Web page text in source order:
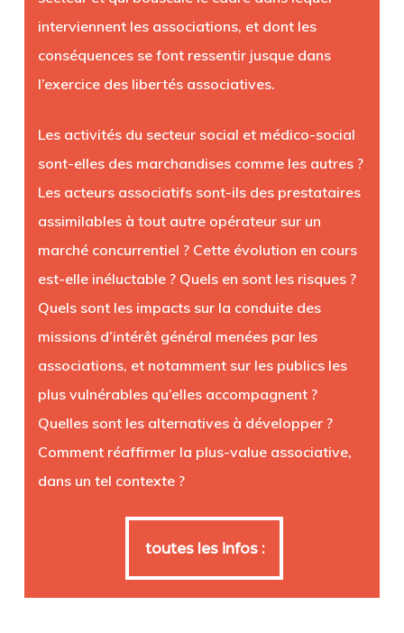
interviennent les associations, et dont les
conséquences se font ressentir jusque dans
l’exercice des libertés associatives.
Les activités du secteur social et médico-social
sont-elles des marchandises comme les autres ?
Les acteurs associatifs sont-ils des prestataires
assimilables à tout autre opérateur sur un
marché concurrentiel ? Cette évolution en cours
est-elle inéluctable ? Quels en sont les risques ?
Quels sont les impacts sur la conduite des
missions d’intérêt général menées par les
associations, et notamment sur les publics les
plus vulnérables qu’elles accompagnent ?
Quelles sont les alternatives à développer ?
Comment réaffirmer la plus-value associative,
dans un tel contexte ?
toutes les infos :
toutes les infos :